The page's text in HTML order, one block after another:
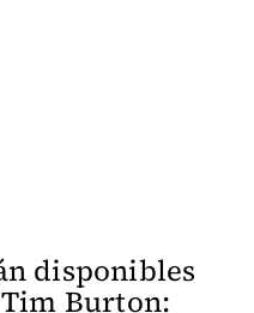
disponibles
Burton: